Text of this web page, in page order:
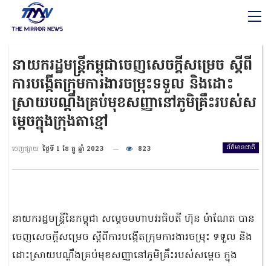
នាយករដ្ឋមន្ត្រីកម្ពុជាចេញសេចក្ដីសម្រេច ស្ដីពី
ការបង្កើតក្រុមការងារចម្រុះទទួល និងដោះ
ស្រាយបណ្ដឹងគ្រប់មុខសញ្ញានៅភូមិគ្រឹះរបស់ស
ម្តេចក្នុងក្រុងតាខ្មៅ
ព័ត៌មានជាតិ
ចេញផ្សាយ ថ្ងៃទី 1 ខែ ធ្នូ ឆ្នាំ 2023 823
នាយករដ្ឋមន្ត្រីនៃកម្ពុជា សម្តេចមហាបវរធិបតី ហ៊ុន ម៉ាណែត បាន
ចេញសេចក្ដីសម្រេច ស្ដីពីការបង្កើតក្រុមការងារចម្រុះ ទទួល និង
ដោះស្រាយបណ្ដឹងគ្រប់មុខសញ្ញានៅភូមិគ្រឹះរបស់សម្ដេច ក្នុង